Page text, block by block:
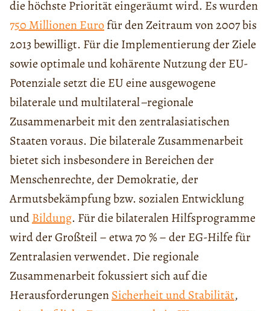
die höchste Priorität eingeräumt wird. Es wurden
750 Millionen Eurofür den Zeitraum von 2007 bis
2013 bewilligt. Für die Implementierung der Ziele
sowie optimale und kohärente Nutzung der EU-
Potenziale setzt die EU eine ausgewogene
bilaterale und multilateral–regionale
Zusammenarbeit mit den zentralasiatischen
Staaten voraus. Die bilaterale Zusammenarbeit
bietet sich insbesondere in Bereichen der
Menschenrechte, der Demokratie, der
Armutsbekämpfung bzw. sozialen Entwicklung
undBildung. Für die bilateralen Hilfsprogramme
wird der Großteil – etwa 70 % – der EG-Hilfe für
Zentralasien verwendet. Die regionale
Zusammenarbeit fokussiert sich auf die
HerausforderungenSicherheit und Stabilität,